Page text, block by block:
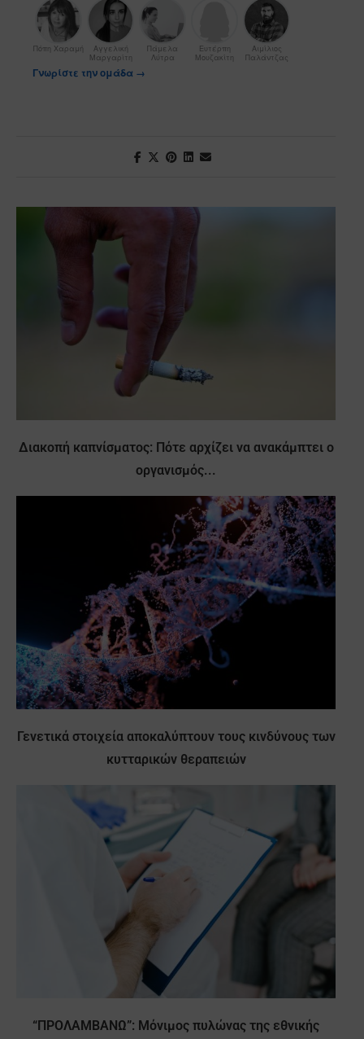
Πόπη Χαραμή
Αγγελική
Μαργαρίτη
Πάμελα
Λύτρα
Ευτέρπη
Μουζακίτη
Αιμίλιος
Παλάντζας
Γνωρίστε την ομάδα →
Διακοπή καπνίσματος: Πότε αρχίζει να ανακάμπτει ο
οργανισμός...
Γενετικά στοιχεία αποκαλύπτουν τους κινδύνους των
κυτταρικών θεραπειών
“ΠΡΟΛΑΜΒΑΝΩ”: Μόνιμος πυλώνας της εθνικής